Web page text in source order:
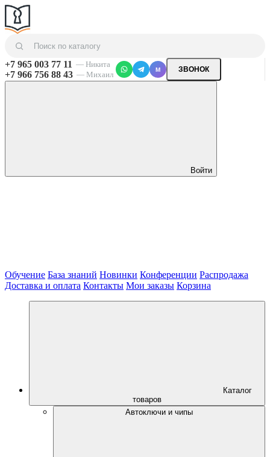
+7 965 003 77 11 — Никита
+7 966 756 88 43 — Михаил
M ЗВОНОК
Войти
Обучение База знаний Новинки Конференции Распродажа
Доставка и оплата Контакты Мои заказы Корзина
Каталог
товаров
Автоключи и чипы